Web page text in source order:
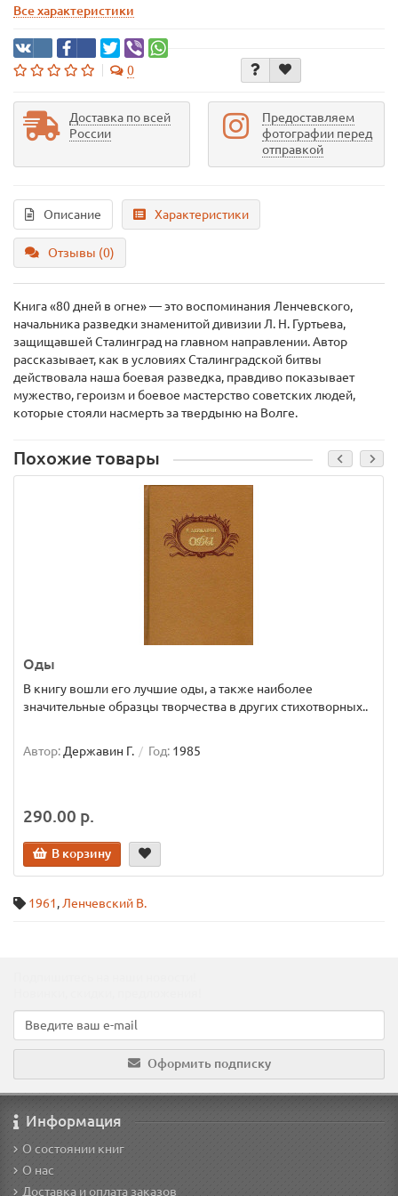
Все характеристики
0
Доставка по всей
России
Предоставляем
фотографии перед
отправкой
Описание Характеристики
Отзывы (0)
Книга «80 дней в огне» — это воспоминания Ленчевского,
начальника разведки знаменитой дивизии Л. Н. Гуртьева,
защищавшей Сталинград на главном направлении. Автор
рассказывает, как в условиях Сталинградской битвы
действовала наша боевая разведка, правдиво показывает
мужество, героизм и боевое мастерство советских людей,
которые стояли насмерть за твердыню на Волге.
Похожие товары
Оды
В книгу вошли его лучшие оды, а также наиболее
значительные образцы творчества в других стихотворных..
Автор: Державин Г. Год: 1985
290.00 р.
В корзину
1961, Ленчевский В.
Оформить подписку
Информация
О состоянии книг
О нас
Доставка и оплата заказов